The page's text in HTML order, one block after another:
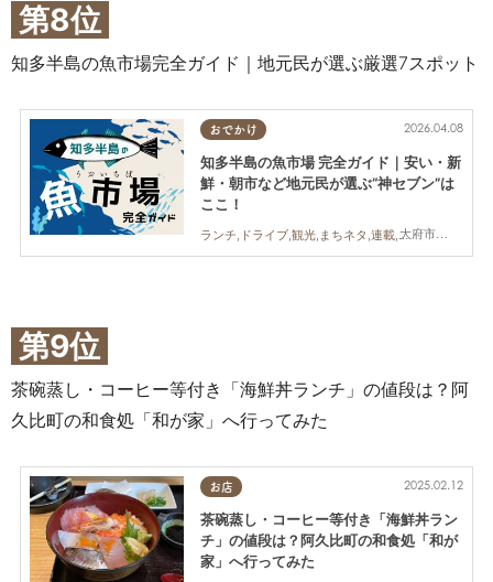
第8位
知多半島の魚市場完全ガイド｜地元民が選ぶ厳選7スポット
おでかけ
大府市,半田市,常滑市,美浜町,南知多町
2026.04.08
知多半島の魚市場 完全ガイド｜安い・新
鮮・朝市など地元民が選ぶ“神セブン”は
ここ！
ランチ,ドライブ,観光,まちネタ,連載,家族,カップル,友人
第9位
茶碗蒸し・コーヒー等付き「海鮮丼ランチ」の値段は？阿
久比町の和食処「和が家」へ行ってみた
お店 2025.02.12
茶碗蒸し・コーヒー等付き「海鮮丼ラン
チ」の値段は？阿久比町の和食処「和が
家」へ行ってみた